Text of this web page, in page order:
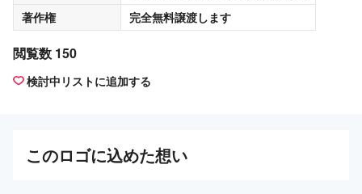
著作権
完全無料譲渡します
閲覧数 150
検討中リストに追加する
このロゴに込めた想い